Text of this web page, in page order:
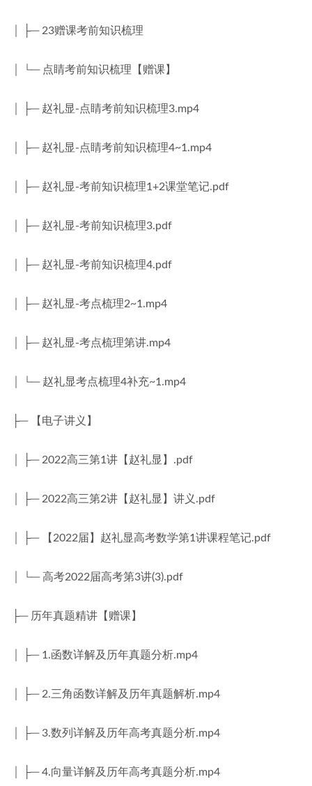
│ ├─ 23赠课考前知识梳理
│ └─ 点睛考前知识梳理【赠课】
│ ├─ 赵礼显-点睛考前知识梳理3.mp4
│ ├─ 赵礼显-点睛考前知识梳理4~1.mp4
│ ├─ 赵礼显-考前知识梳理1+2课堂笔记.pdf
│ ├─ 赵礼显-考前知识梳理3.pdf
│ ├─ 赵礼显-考前知识梳理4.pdf
│ ├─ 赵礼显-考点梳理2~1.mp4
│ ├─ 赵礼显-考点梳理第讲.mp4
│ └─ 赵礼显考点梳理4补充~1.mp4
├─ 【电子讲义】
│ ├─ 2022高三第1讲【赵礼显】.pdf
│ ├─ 2022高三第2讲【赵礼显】讲义.pdf
│ ├─ 【2022届】赵礼显高考数学第1讲课程笔记.pdf
│ └─ 高考2022届高考第3讲(3).pdf
├─ 历年真题精讲【赠课】
│ ├─ 1.函数详解及历年真题分析.mp4
│ ├─ 2.三角函数详解及历年真题解析.mp4
│ ├─ 3.数列详解及历年高考真题分析.mp4
│ ├─ 4.向量详解及历年高考真题分析.mp4